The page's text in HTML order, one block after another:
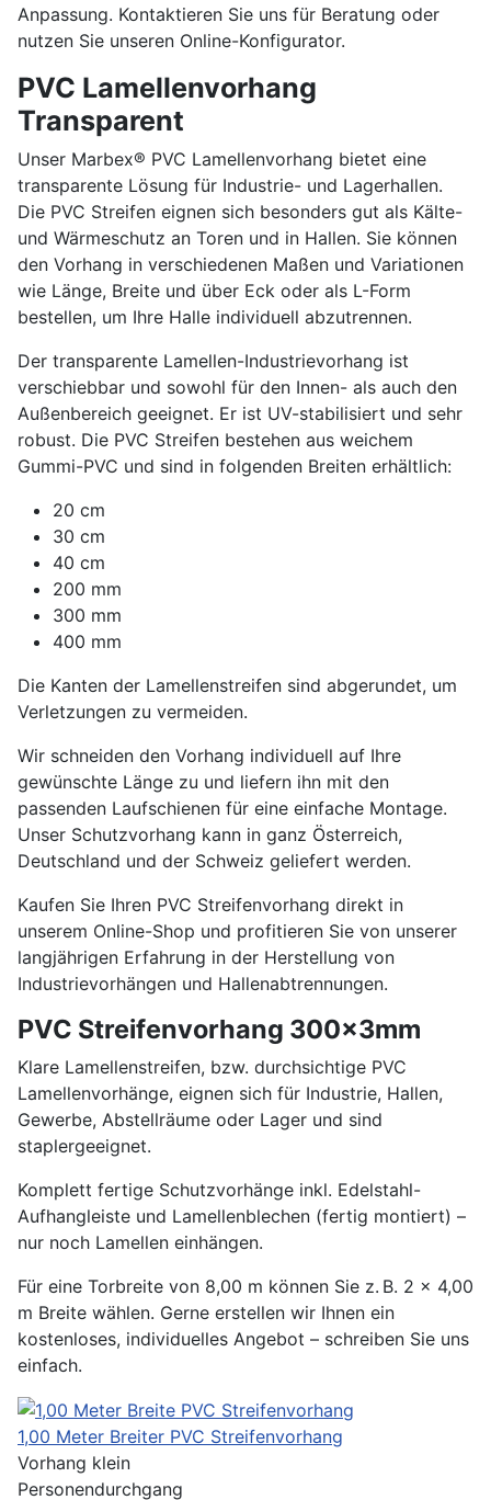
Anpassung. Kontaktieren Sie uns für Beratung oder
nutzen Sie unseren Online-Konfigurator.
PVC Lamellenvorhang
Transparent
Unser Marbex® PVC Lamellenvorhang bietet eine
transparente Lösung für Industrie- und Lagerhallen.
Die PVC Streifen eignen sich besonders gut als Kälte-
und Wärmeschutz an Toren und in Hallen. Sie können
den Vorhang in verschiedenen Maßen und Variationen
wie Länge, Breite und über Eck oder als L-Form
bestellen, um Ihre Halle individuell abzutrennen.
Der transparente Lamellen-Industrievorhang ist
verschiebbar und sowohl für den Innen- als auch den
Außenbereich geeignet. Er ist UV-stabilisiert und sehr
robust. Die PVC Streifen bestehen aus weichem
Gummi-PVC und sind in folgenden Breiten erhältlich:
20 cm
30 cm
40 cm
200 mm
300 mm
400 mm
Die Kanten der Lamellenstreifen sind abgerundet, um
Verletzungen zu vermeiden.
Wir schneiden den Vorhang individuell auf Ihre
gewünschte Länge zu und liefern ihn mit den
passenden Laufschienen für eine einfache Montage.
Unser Schutzvorhang kann in ganz Österreich,
Deutschland und der Schweiz geliefert werden.
Kaufen Sie Ihren PVC Streifenvorhang direkt in
unserem Online-Shop und profitieren Sie von unserer
langjährigen Erfahrung in der Herstellung von
Industrievorhängen und Hallenabtrennungen.
PVC Streifenvorhang 300x3mm
Klare Lamellenstreifen, bzw. durchsichtige PVC
Lamellenvorhänge, eignen sich für Industrie, Hallen,
Gewerbe, Abstellräume oder Lager und sind
staplergeeignet.
Komplett fertige Schutzvorhänge inkl. Edelstahl-
Aufhangleiste und Lamellenblechen (fertig montiert) –
nur noch Lamellen einhängen.
Für eine Torbreite von 8,00 m können Sie z. B. 2 x 4,00
m Breite wählen. Gerne erstellen wir Ihnen ein
kostenloses, individuelles Angebot – schreiben Sie uns
einfach.
1,00 Meter Breiter PVC Streifenvorhang
Vorhang klein
Personendurchgang